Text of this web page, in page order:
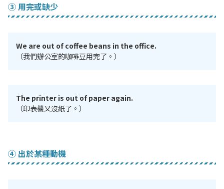
③ 用完或缺少
We are out of coffee beans in the office.
（我們辦公室的咖啡豆用完了。）
The printer is out of paper again.
（印表機又沒紙了。）
④ 出於某種動機